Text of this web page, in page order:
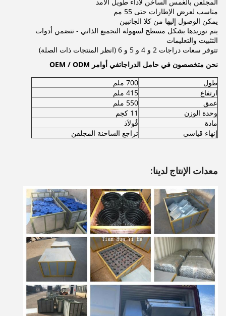
مناسب لعرض الإطارات حتى 55 مم
يمكن الوصول إليها من كلا الجانبين
يتم توريدها بشكل مسطح لسهولة التجميع الذاتي - تتضمن أدوات
التثبيت والتعليمات
تتوفر سعات دراجات 2 و 4 و 5 و 6 (انظر المنتجات ذات الصلة)
نحن متخصصون في حامل الدراجاتفي أوامر OEM / ODM
طول
700 ملم
ارتفاع
415 ملم
عمق
550 ملم
وحدة الوزن
11 كجم
مادة
فُولاَذ
إنهاء قياسي
تراجع الساخنة المجلفن
معدات الإنتاج لدينا: